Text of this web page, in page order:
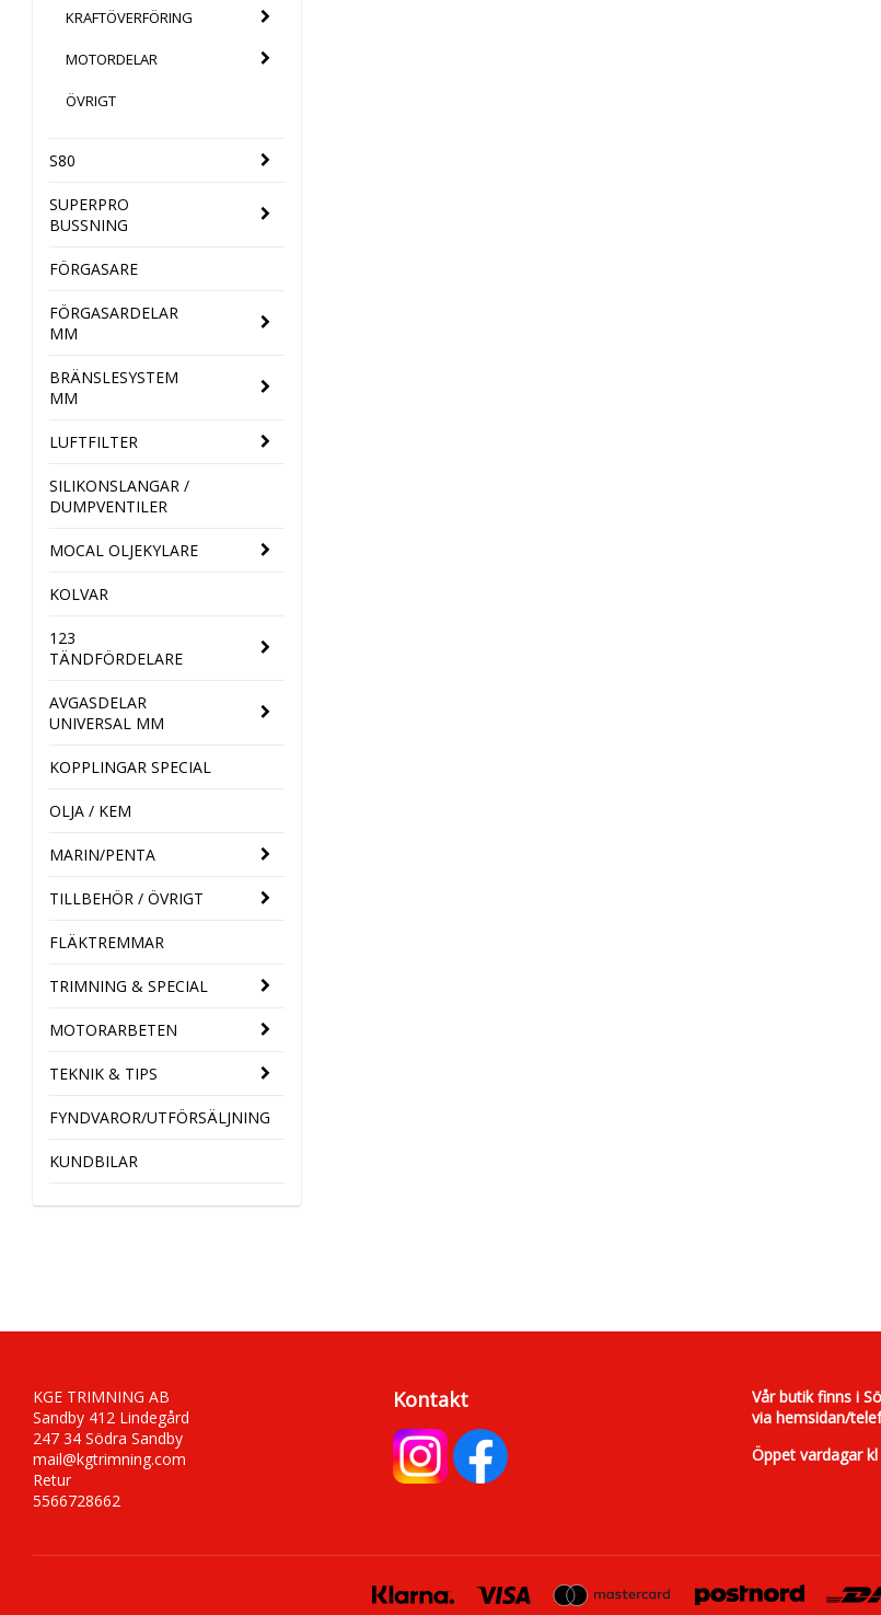
KRAFTÖVERFÖRING
MOTORDELAR
ÖVRIGT
S80
SUPERPRO
BUSSNING
FÖRGASARE
FÖRGASARDELAR
MM
BRÄNSLESYSTEM
MM
LUFTFILTER
SILIKONSLANGAR /
DUMPVENTILER
MOCAL OLJEKYLARE
KOLVAR
123
TÄNDFÖRDELARE
AVGASDELAR
UNIVERSAL MM
KOPPLINGAR SPECIAL
OLJA / KEM
MARIN/PENTA
TILLBEHÖR / ÖVRIGT
FLÄKTREMMAR
TRIMNING & SPECIAL
MOTORARBETEN
TEKNIK & TIPS
FYNDVAROR/UTFÖRSÄLJNING
KUNDBILAR
KGE TRIMNING AB
Sandby 412 Lindegård
247 34 Södra Sandby
mail@kgtrimning.com
Retur
5566728662
Kontakt
Vår butik finns i
via hemsidan/
Öppet vardagar